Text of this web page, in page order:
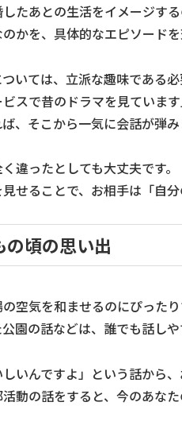
たあとの生活をイメージす
かを、具体的なエピソードを
いては、立派な趣味である
スで昔のドラマを見ています
、そこから一気に会話が弾み
違ったとしても大丈夫です
せることで、お相手は「自
の頃の思い出
空気を和ませるのにぴった
園の話などは、誰でも話しや
しいんですよ」という話から
動の話をすると、今のあな